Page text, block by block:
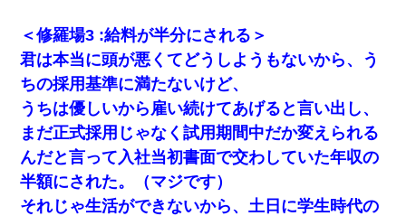
察『目立つし、すぐ見つかるかもしれません』→ 数時間
後・・警察『××さんご存じですか？』
【身体で払わせて】女友達「ごめん、何も言わずにお金貸
してください……」俺「いいよ！いくら？」女友達「10万
円ぐらい……」俺「ほい！10万！」→
小2の頃、妹と昼寝してたら家が火事になってて気づくと逃
げ場がなかった。妹を抱き締めて「ﾀﾋんじゃうよ」って泣
いてたら…
＜修羅場3 :給料が半分にされる＞
君は本当に頭が悪くてどうしようもないから、う
ちの採用基準に満たないけど、
うちは優しいから雇い続けてあげると言い出し、
まだ正式採用じゃなく試用期間中だか変えられる
んだと言って入社当初書面で交わしていた年収の
半額にされた。（マジです）
それじゃ生活ができないから、土日に学生時代の